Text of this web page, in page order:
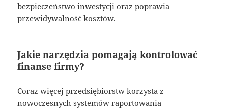
bezpieczeństwo inwestycji oraz poprawia
przewidywalność kosztów.
Jakie narzędzia pomagają kontrolować
finanse firmy?
Coraz więcej przedsiębiorstw korzysta z
nowoczesnych systemów raportowania